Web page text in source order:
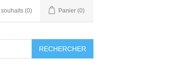
souhaits (0) Panier (0)
RECHERCHER